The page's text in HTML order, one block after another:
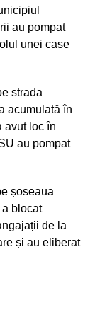
au pompat
unei case
strada
acumulată în
avut loc în
au pompat
șoseaua
blocat
de la
și au eliberat